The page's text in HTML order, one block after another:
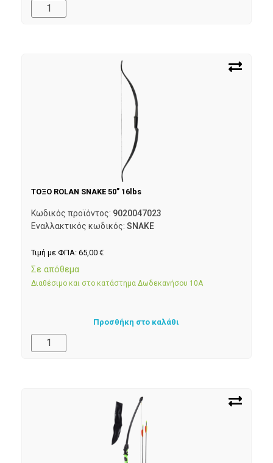
ΤΟΞΟ ROLAN SNAKE 50” 16lbs
Κωδικός προϊόντος: 9020047023
Εναλλακτικός κωδικός: SNAKE
Τιμή με ΦΠΑ: 65,00 €
Σε απόθεμα
Διαθέσιμο και στο κατάστημα Δωδεκανήσου 10Α
Προσθήκη στο καλάθι